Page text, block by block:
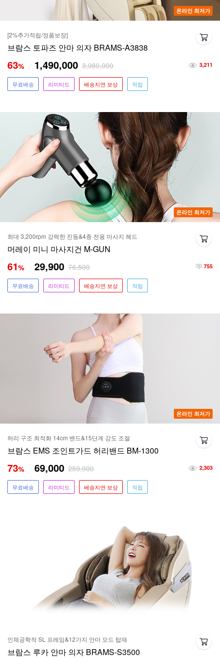
온라인 최저가
[2%추가적립/정품보장]
브람스 토파즈 안마 의자 BRAMS-A3838
3,211
63% 1,490,000 3,980,000
무료배송 리미티드 배송지연 보상 적립
온라인 최저가
최대 3,200rpm 강력한 진동&4종 전용 마사지 헤드
머레이 미니 마사지건 M-GUN
755
61% 29,900 76,500
무료배송 리미티드 배송지연 보상 적립
온라인 최저가
허리 구조 최적화 14cm 밴드&15단계 강도 조절
브람스 EMS 조인트가드 허리밴드 BM-1300
2,303
73% 69,000 259,000
무료배송 리미티드 배송지연 보상 적립
인체공학적 SL 프레임&12가지 안마 모드 탑재
브람스 루카 안마 의자 BRAMS-S3500